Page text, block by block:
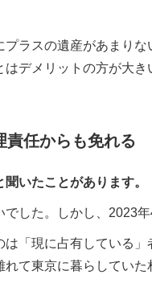
ラスの遺産があまり
デメリットの方が大
責任からも免れる
いたことがあります。
した。しかし、2023
「現に占有している
て東京に暮らしてい